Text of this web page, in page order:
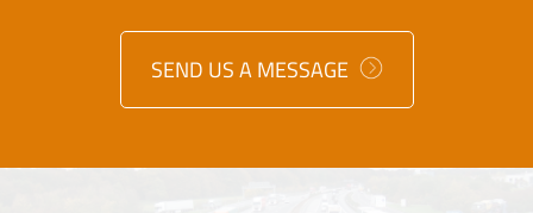
SEND US A MESSAGE